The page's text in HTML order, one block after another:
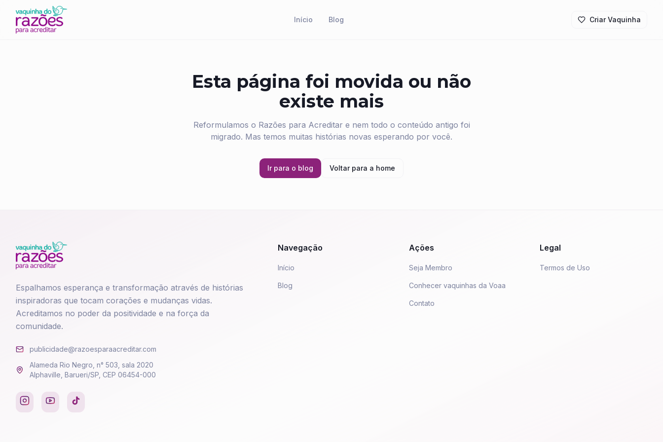
Início Blog Criar Vaquinha
Esta página foi movida ou não
existe mais
Reformulamos o Razões para Acreditar e nem todo o conteúdo antigo foi
migrado. Mas temos muitas histórias novas esperando por você.
Ir para o blog Voltar para a home
Espalhamos esperança e transformação através de histórias
inspiradoras que tocam corações e mudanças vidas.
Acreditamos no poder da positividade e na força da
comunidade.
publicidade@razoesparaacreditar.com
Alameda Rio Negro, n° 503, sala 2020
Alphaville, Barueri/SP, CEP 06454-000
Navegação
Início
Blog
Ações
Seja Membro
Conhecer vaquinhas da Voaa
Contato
Legal
Termos de Uso